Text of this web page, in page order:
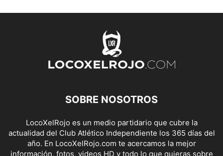
SOBRE NOSOTROS
LocoXelRojo es un medio partidario que cubre la
actualidad del Club Atlético Independiente los 365 días del
año. En LocoXelRojo.com te acercamos la mejor
información, fotos, videos HD y todo lo que quieras sobre